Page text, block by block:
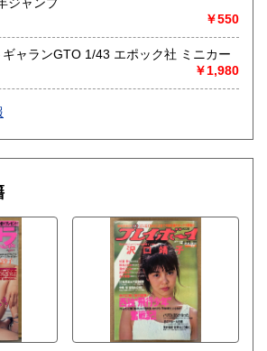
￥550
ャランGTO 1/43 エポック社 ミニカー
￥1,980